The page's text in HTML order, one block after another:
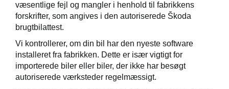
væsentlige fejl og mangler i henhold til fabrikkens
forskrifter, som angives i den autoriserede Škoda
brugtbilattest.
Vi kontrollerer, om din bil har den nyeste software
installeret fra fabrikken. Dette er især vigtigt for
importerede biler eller biler, der ikke har besøgt
autoriserede værksteder regelmæssigt.